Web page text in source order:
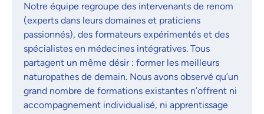
Notre équipe regroupe des intervenants de renom
(experts dans leurs domaines et praticiens
passionnés), des formateurs expérimentés et des
spécialistes en médecines intégratives. Tous
partagent un même désir : former les meilleurs
naturopathes de demain. Nous avons observé qu’un
grand nombre de formations existantes n’offrent ni
accompagnement individualisé, ni apprentissage